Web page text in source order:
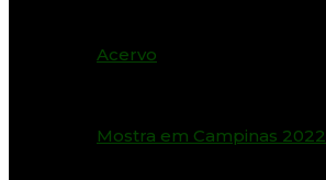
Acervo
Mostra em Campinas 2022